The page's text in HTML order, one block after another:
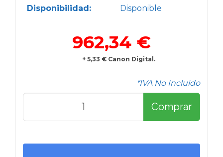
Disponibilidad: Disponible
962,34 €
+ 5,33 € Canon Digital.
*IVA No Incluido
Comprar